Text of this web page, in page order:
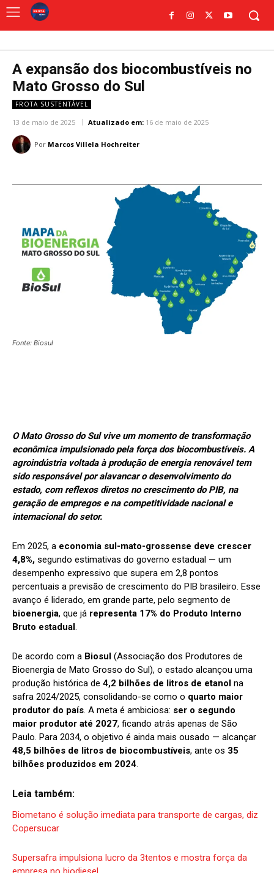
A expansão dos biocombustíveis no
Mato Grosso do Sul
FROTA SUSTENTÁVEL
13 de maio de 2025 Atualizado em: 16 de maio de 2025
Por Marcos Villela Hochreiter
Fonte: Biosul
O Mato Grosso do Sul vive um momento de transformação
econômica impulsionado pela força dos biocombustíveis. A
agroindústria voltada à produção de energia renovável tem
sido responsável por alavancar o desenvolvimento do
estado, com reflexos diretos no crescimento do PIB, na
geração de empregos e na competitividade nacional e
internacional do setor.
Em 2025, a economia sul-mato-grossense deve crescer
4,8%, segundo estimativas do governo estadual — um
desempenho expressivo que supera em 2,8 pontos
percentuais a previsão de crescimento do PIB brasileiro. Esse
avanço é liderado, em grande parte, pelo segmento de
bioenergia, que já representa 17% do Produto Interno
Bruto estadual.
De acordo com a Biosul (Associação dos Produtores de
Bioenergia de Mato Grosso do Sul), o estado alcançou uma
produção histórica de 4,2 bilhões de litros de etanol na
safra 2024/2025, consolidando-se como o quarto maior
produtor do país. A meta é ambiciosa: ser o segundo
maior produtor até 2027, ficando atrás apenas de São
Paulo. Para 2034, o objetivo é ainda mais ousado — alcançar
48,5 bilhões de litros de biocombustíveis, ante os 35
bilhões produzidos em 2024.
Leia também:
Biometano é solução imediata para transporte de cargas, diz
Copersucar
Supersafra impulsiona lucro da 3tentos e mostra força da